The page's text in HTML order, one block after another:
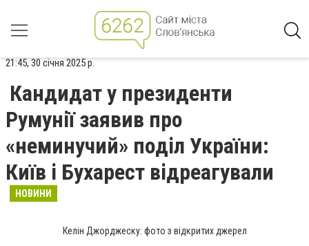
21:45, 30 січня 2025 р.
Кандидат у президенти
Румунії заявив про
«неминучий» поділ України:
Київ і Бухарест відреагували
НОВИНИ
Келін Джорджеску: фото з відкритих джерел